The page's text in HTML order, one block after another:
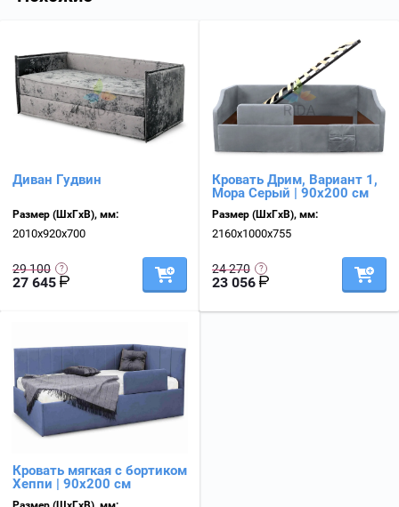
Диван Гудвин
Размер (ШхГхВ), мм:
2010х920х700
29 100
27 645
Кровать Дрим, Вариант 1,
Мора Серый | 90х200 см
Размер (ШхГхВ), мм:
2160х1000х755
24 270
23 056
Кровать мягкая с бортиком
Хеппи | 90х200 см